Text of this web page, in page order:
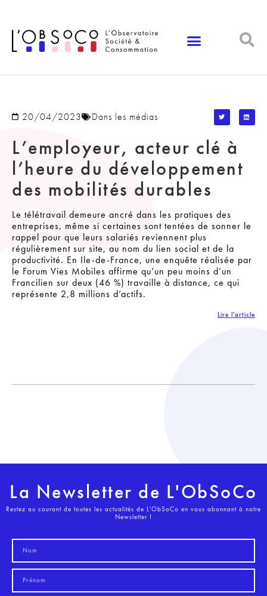
20/04/2023 Dans les médias
L’employeur, acteur clé à
l’heure du développement
des mobilités durables
Le télétravail demeure ancré dans les pratiques des
entreprises, même si certaines sont tentées de sonner le
rappel pour que leurs salariés reviennent plus
régulièrement sur site, au nom du lien social et de la
productivité. En Ile-de-France, une enquête réalisée par
le Forum Vies Mobiles affirme qu’un peu moins d’un
Francilien sur deux (46 %) travaille à distance, ce qui
représente 2,8 millions d’actifs.
Lire l'article
La Newsletter de L'ObSoCo
Restez au courant de toutes les actualités de L'ObSoCo en vous abonnant à notre
Newsletter !